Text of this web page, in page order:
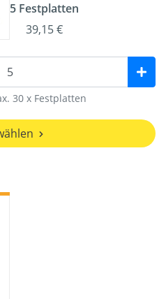
5 Festplatten
39,15 €
30 x Festplatten